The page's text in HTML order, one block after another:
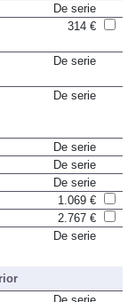
De serie
314 €
De serie
De serie
De serie
De serie
De serie
1.069 €
2.767 €
De serie